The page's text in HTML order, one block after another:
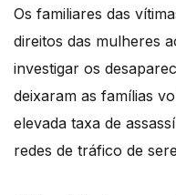
Os familiares das
direitos das mulheres
investigar os
deixaram as famílias
elevada taxa de
redes de tráfico de